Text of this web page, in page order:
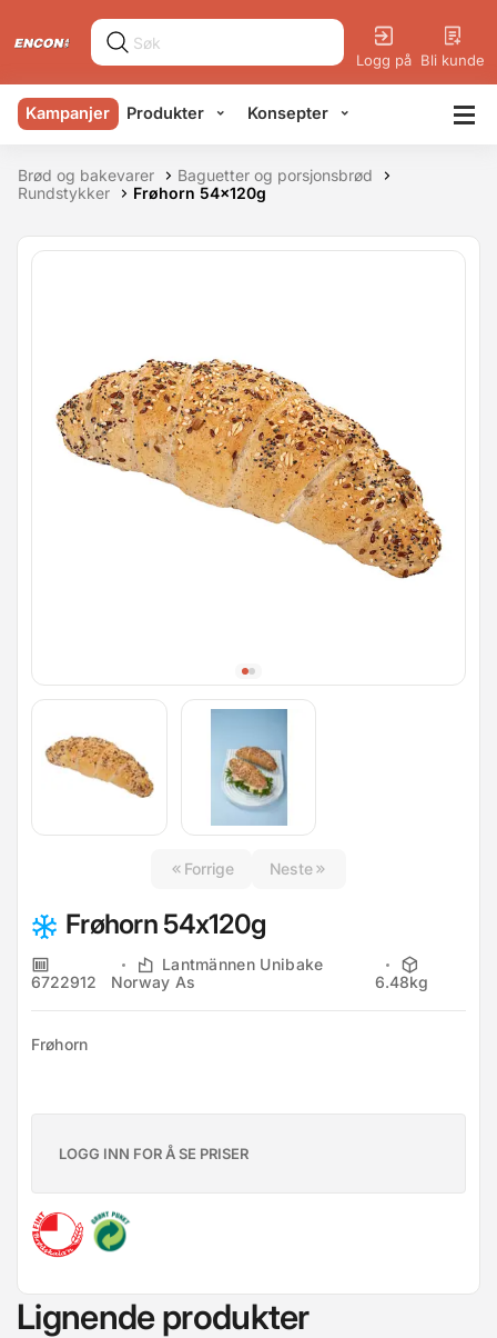
Logg på Bli kunde
Kampanjer Produkter Konsepter
Brød og bakevarer
Baguetter og porsjonsbrød
Rundstykker
Frøhorn 54x120g
Forrige Neste
Frøhorn 54x120g
6722912
Lantmännen Unibake
Norway As
6.48kg
Frøhorn
LOGG INN FOR Å SE PRISER
Lignende produkter